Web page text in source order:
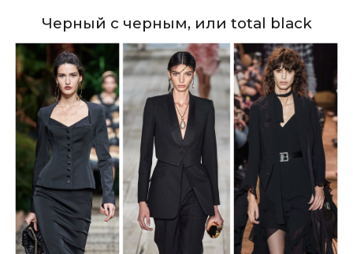
Черный с черным, или total black